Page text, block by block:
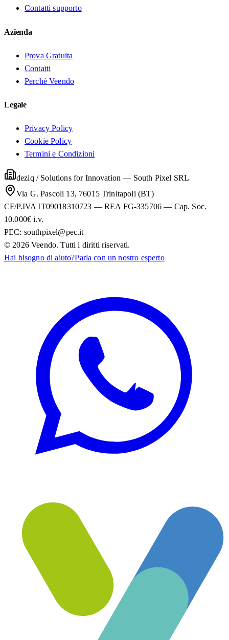
Contatti supporto
Azienda
Prova Gratuita
Contatti
Perché Veendo
Legale
Privacy Policy
Cookie Policy
Termini e Condizioni
deziq / Solutions for Innovation — South Pixel SRL
Via G. Pascoli 13, 76015 Trinitapoli (BT)
CF/P.IVA IT09018310723 — REA FG-335706 — Cap. Soc.
10.000€ i.v.
PEC: southpixel@pec.it
©2026 Veendo. Tutti i diritti riservati.
Hai bisogno di aiuto?Parla con un nostro esperto